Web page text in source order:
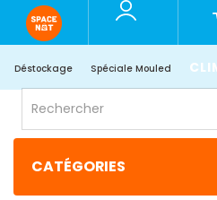
Déstockage Spéciale Mouled
CATÉGORIES